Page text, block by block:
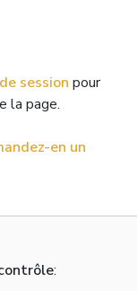
session pour
la page.
en un
: